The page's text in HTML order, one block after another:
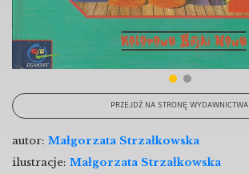
PRZEJDŹ NA STRONĘ WYDAWNICTWA
autor: Małgorzata Strzałkowska
ilustracje: Małgorzata Strzałkowska